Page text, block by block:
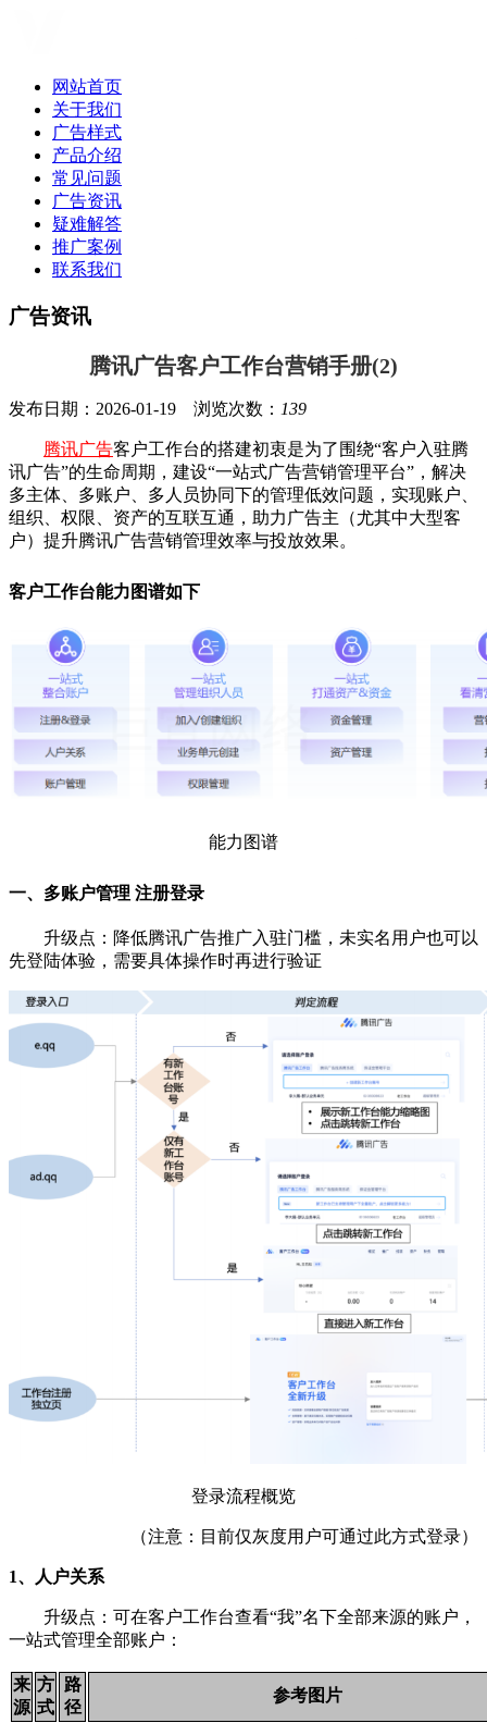
网站首页
关于我们
广告样式
产品介绍
常见问题
广告资讯
疑难解答
推广案例
联系我们
广告资讯
腾讯广告客户工作台营销手册(2)
发布日期：2026-01-19 浏览次数： 139
腾讯广告客户工作台的搭建初衷是为了围绕“客户入驻腾
讯广告”的生命周期，建设“一站式广告营销管理平台”，解决
多主体、多账户、多人员协同下的管理低效问题，实现账户、
组织、权限、资产的互联互通，助力广告主（尤其中大型客
户）提升腾讯广告营销管理效率与投放效果。
客户工作台能力图谱如下
能力图谱
一、多账户管理 注册登录
升级点：降低腾讯广告推广入驻门槛，未实名用户也可以
先登陆体验，需要具体操作时再进行验证
登录流程概览
（注意：目前仅灰度用户可通过此方式登录）
1、人户关系
升级点：可在客户工作台查看“我”名下全部来源的账户，
一站式管理全部账户：
来
源
方
式
路
径
参考图片